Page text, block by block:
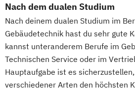
Nach dem dualen Studium
Nach deinem dualen Studium im
Gebäudetechnik hast du sehr gute
kannst unteranderem Berufe im
Technischen Service oder im
Hauptaufgabe ist es
verschiedener Arten den höchsten